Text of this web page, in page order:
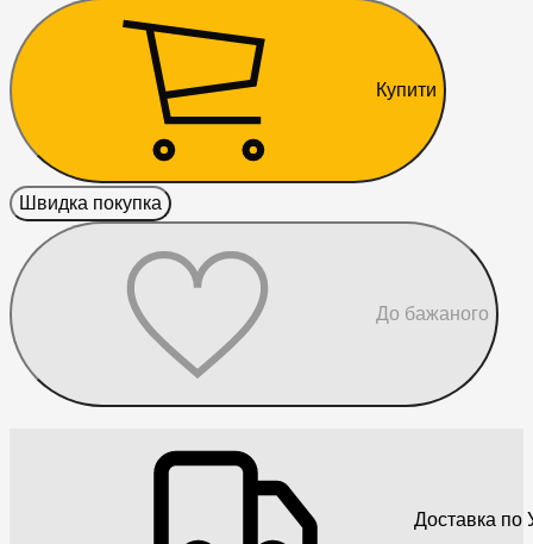
Купити
Швидка покупка
До бажаного
Доставка по